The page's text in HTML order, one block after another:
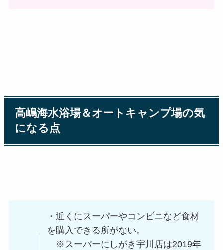
高嶋海水浴場＆オートキャンプ場の気
になる点
・近くにスーパーやコンビニなど食材
を購入できる所がない。
※スーパーにしがき宇川店は2019年